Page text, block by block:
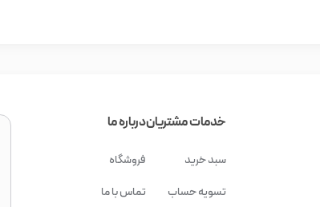
خدمات مشتریان
سبد خرید
تسویه حساب
درباره ما
فروشگاه
تماس با ما